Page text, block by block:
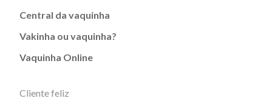
Central da vaquinha
Vakinha ou vaquinha?
Vaquinha Online
Cliente feliz